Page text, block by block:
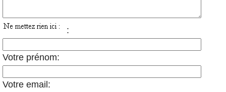
:
Votre prénom:
Votre email: